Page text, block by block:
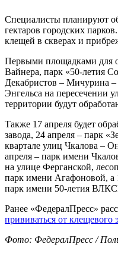
Специалисты планируют
гектаров городских
клещей в скверах и
Первыми площадками для
Вайнера, парк «50-летия
Декабристов – Мичурина
Энгельса на пересечении
территории будут
Также 17 апреля будет
завода, 24 апреля – парк
квартале улиц Чкалова –
апреля – парк имени
на улице Ферганской,
парк имени Агафоновой, а
парк имени 50-летия
Ранее «ФедералПресс»
прививаться от клещевого
Фото: ФедералПресс /